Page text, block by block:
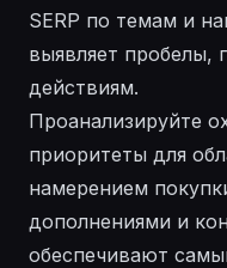
SERP по темам и
выявляет пробелы,
действиям.
Проанализируйте
приоритеты для
намерением
дополнениями и
обеспечивают